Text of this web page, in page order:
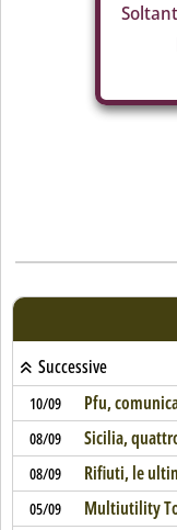
Successive
10/09 Pfu,
08/09 Sicilia,
08/09 Rifiuti, le
05/09 Multiutility